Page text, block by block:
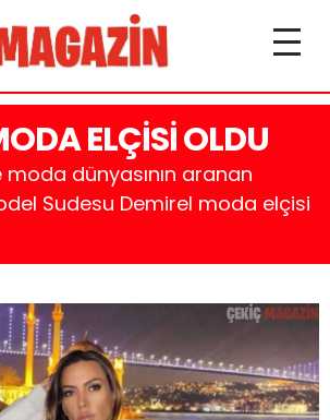
ELÇİSİ OLDU
moda dünyasının aranan
Sudesu Demirel moda elçisi